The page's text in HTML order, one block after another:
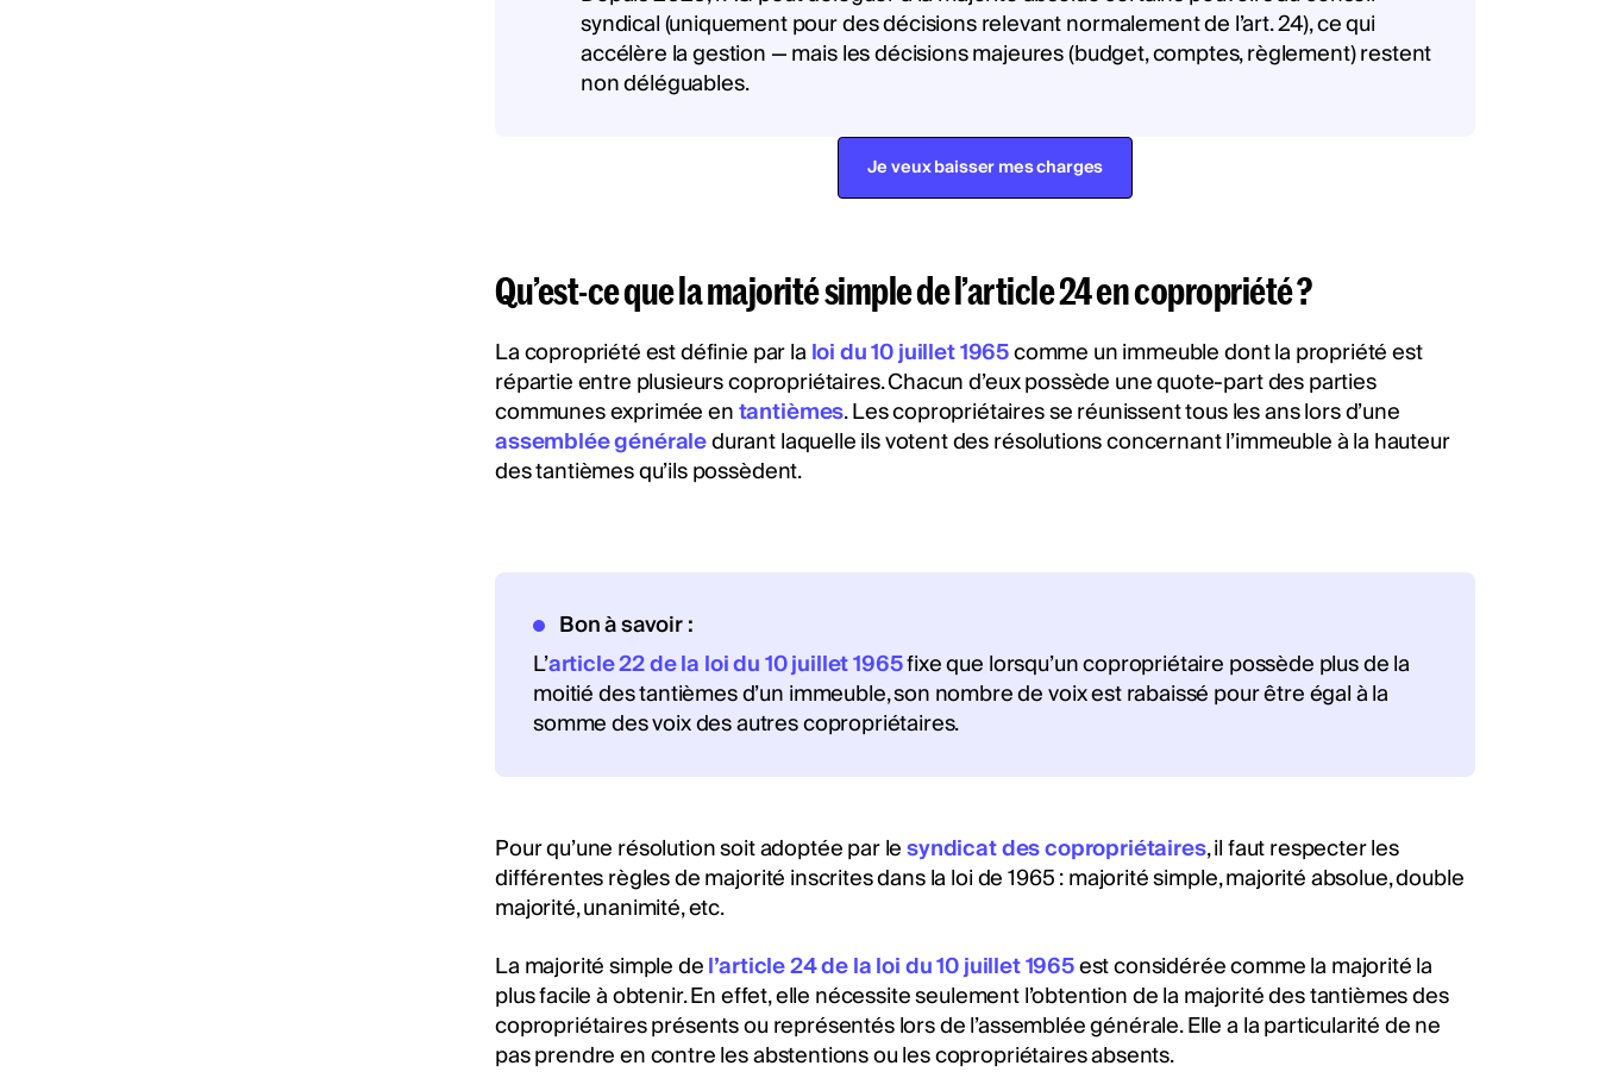
syndical (uniquement pour des décisions relevant normalement de l’art. 24), ce qui
accélère la gestion — mais les décisions majeures (budget, comptes, règlement) restent
non déléguables.
Je veux baisser mes charges
Qu’est-ce que la majorité simple de l’article 24 en copropriété ?
La copropriété est définie par laloi du 10 juillet 1965comme un immeuble dont la propriété est
répartie entre plusieurs copropriétaires. Chacun d’eux possède une quote-part des parties
communes exprimée entantièmes. Les copropriétaires se réunissent tous les ans lors d’une
assemblée généraledurant laquelle ils votent des résolutions concernant l’immeuble à la hauteur
des tantièmes qu’ils possèdent.
Bon à savoir :
L’article 22 de la loi du 10 juillet 1965fixe que lorsqu’un copropriétaire possède plus de la
moitié des tantièmes d’un immeuble, son nombre de voix est rabaissé pour être égal à la
somme des voix des autres copropriétaires.
Pour qu’une résolution soit adoptée par lesyndicat des copropriétaires, il faut respecter les
différentes règles de majorité inscrites dans la loi de 1965 : majorité simple, majorité absolue, double
majorité, unanimité, etc.
La majorité simple del’article 24 de la loi du 10 juillet 1965est considérée comme la majorité la
plus facile à obtenir. En effet, elle nécessite seulement l’obtention de la majorité des tantièmes des
copropriétaires présents ou représentés lors de l’assemblée générale. Elle a la particularité de ne
pas prendre en contre les abstentions ou les copropriétaires absents.